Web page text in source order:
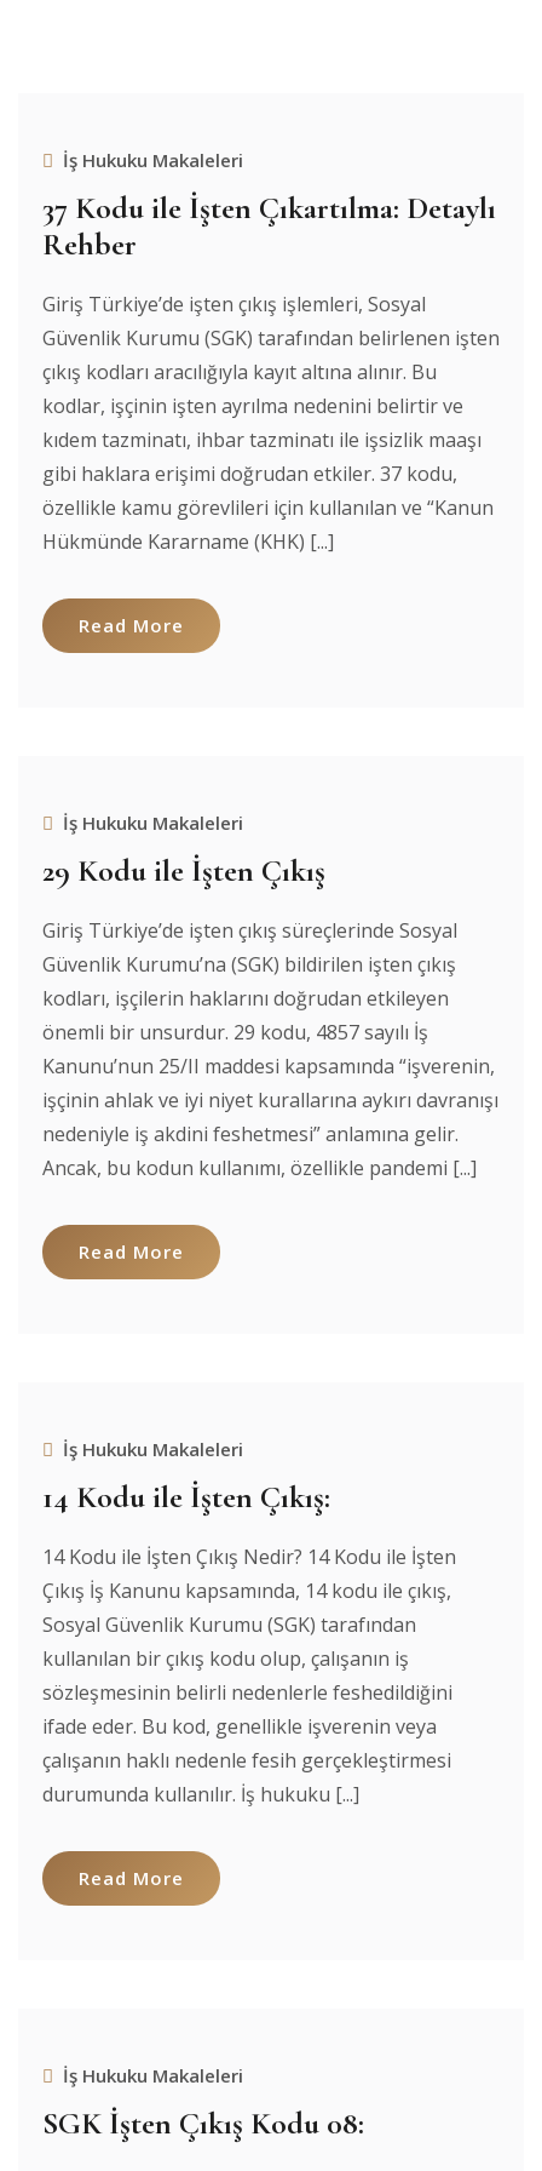
İş Hukuku Makaleleri
37 Kodu ile İşten Çıkartılma: Detaylı
Rehber
Giriş Türkiye’de işten çıkış işlemleri, Sosyal
Güvenlik Kurumu (SGK) tarafından belirlenen işten
çıkış kodları aracılığıyla kayıt altına alınır. Bu
kodlar, işçinin işten ayrılma nedenini belirtir ve
kıdem tazminatı, ihbar tazminatı ile işsizlik maaşı
gibi haklara erişimi doğrudan etkiler. 37 kodu,
özellikle kamu görevlileri için kullanılan ve “Kanun
Hükmünde Kararname (KHK) [...]
Read More
İş Hukuku Makaleleri
29 Kodu ile İşten Çıkış
Giriş Türkiye’de işten çıkış süreçlerinde Sosyal
Güvenlik Kurumu’na (SGK) bildirilen işten çıkış
kodları, işçilerin haklarını doğrudan etkileyen
önemli bir unsurdur. 29 kodu, 4857 sayılı İş
Kanunu’nun 25/II maddesi kapsamında “işverenin,
işçinin ahlak ve iyi niyet kurallarına aykırı davranışı
nedeniyle iş akdini feshetmesi” anlamına gelir.
Ancak, bu kodun kullanımı, özellikle pandemi [...]
Read More
İş Hukuku Makaleleri
14 Kodu ile İşten Çıkış:
14 Kodu ile İşten Çıkış Nedir? 14 Kodu ile İşten
Çıkış İş Kanunu kapsamında, 14 kodu ile çıkış,
Sosyal Güvenlik Kurumu (SGK) tarafından
kullanılan bir çıkış kodu olup, çalışanın iş
sözleşmesinin belirli nedenlerle feshedildiğini
ifade eder. Bu kod, genellikle işverenin veya
çalışanın haklı nedenle fesih gerçekleştirmesi
durumunda kullanılır. İş hukuku [...]
Read More
İş Hukuku Makaleleri
SGK İşten Çıkış Kodu 08: